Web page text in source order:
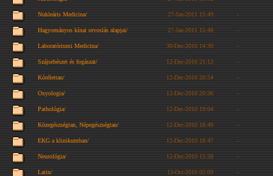
Nukleáris Medicina/ 27-Jan-2011 15:49 -
Hagyományos kínai orvoslás alapjai/ 27-Jan-2011 15:48 -
Laboratóriumi Medicina/ 30-Dec-2010 14:30 -
Szájsebészet és fogászat/ 12-Dec-2010 21:13 -
Kórélettan/ 12-Dec-2010 20:54 -
Oxyologia/ 12-Dec-2010 20:36 -
Pathológia/ 12-Dec-2010 19:04 -
Közegészségtan, Népegészségtan/ 12-Dec-2010 18:49 -
EKG a klinikumban/ 12-Dec-2010 18:47 -
Neurológia/ 12-Dec-2010 15:38 -
Latin/ 13-Oct-2010 02:09 -